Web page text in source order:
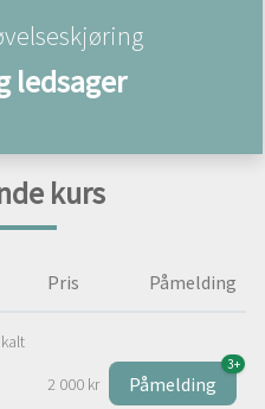
ledsager
kurs
Pris Påmelding
2 000 kr Påmelding
3+